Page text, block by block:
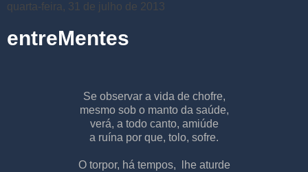
quarta-feira, 31 de julho de 2013
entreMentes
Se observar a vida de chofre,
mesmo sob o manto da saúde,
verá, a todo canto, amiúde
a ruína por que, tolo, sofre.
O torpor, há tempos, lhe aturde